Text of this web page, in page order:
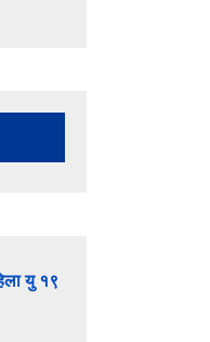
यु १९